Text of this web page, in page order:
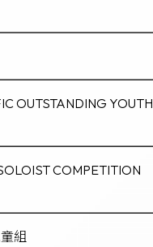
OUTSTANDING YOUTH
COMPETITION
組